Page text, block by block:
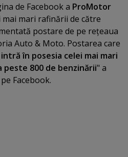
de Facebook a ProMotor
mari rafinării de către
postare de pe reţeaua
Auto & Moto. Postarea care
în posesia celei mai mari
peste 800 de benzinării" a
Facebook.